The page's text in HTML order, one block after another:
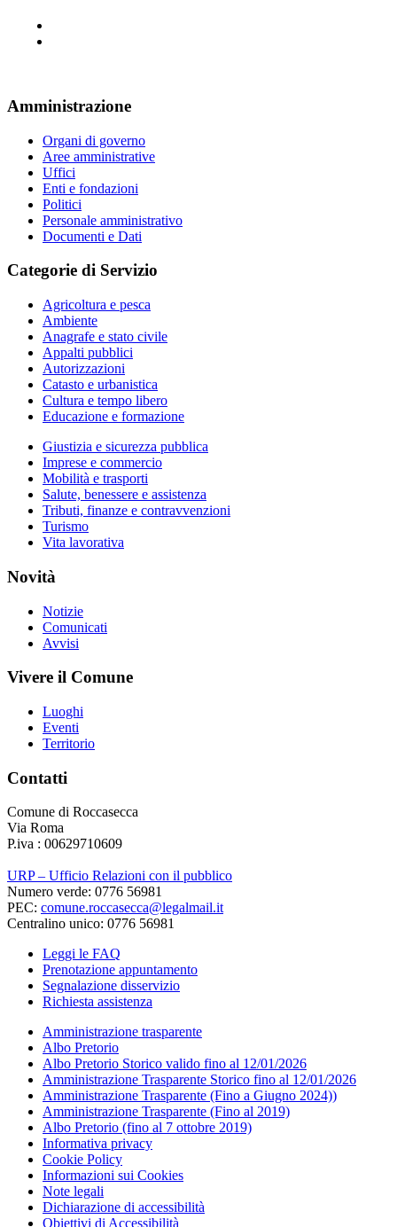
Amministrazione
Organi di governo
Aree amministrative
Uffici
Enti e fondazioni
Politici
Personale amministrativo
Documenti e Dati
Categorie di Servizio
Agricoltura e pesca
Ambiente
Anagrafe e stato civile
Appalti pubblici
Autorizzazioni
Catasto e urbanistica
Cultura e tempo libero
Educazione e formazione
Giustizia e sicurezza pubblica
Imprese e commercio
Mobilità e trasporti
Salute, benessere e assistenza
Tributi, finanze e contravvenzioni
Turismo
Vita lavorativa
Novità
Notizie
Comunicati
Avvisi
Vivere il Comune
Luoghi
Eventi
Territorio
Contatti
Comune di Roccasecca
Via Roma
P.iva : 00629710609
URP – Ufficio Relazioni con il pubblico
Numero verde: 0776 56981
PEC: comune.roccasecca@legalmail.it
Centralino unico: 0776 56981
Leggi le FAQ
Prenotazione appuntamento
Segnalazione disservizio
Richiesta assistenza
Amministrazione trasparente
Albo Pretorio
Albo Pretorio Storico valido fino al 12/01/2026
Amministrazione Trasparente Storico fino al 12/01/2026
Amministrazione Trasparente (Fino a Giugno 2024))
Amministrazione Trasparente (Fino al 2019)
Albo Pretorio (fino al 7 ottobre 2019)
Informativa privacy
Cookie Policy
Informazioni sui Cookies
Note legali
Dichiarazione di accessibilità
Obiettivi di Accessibilità